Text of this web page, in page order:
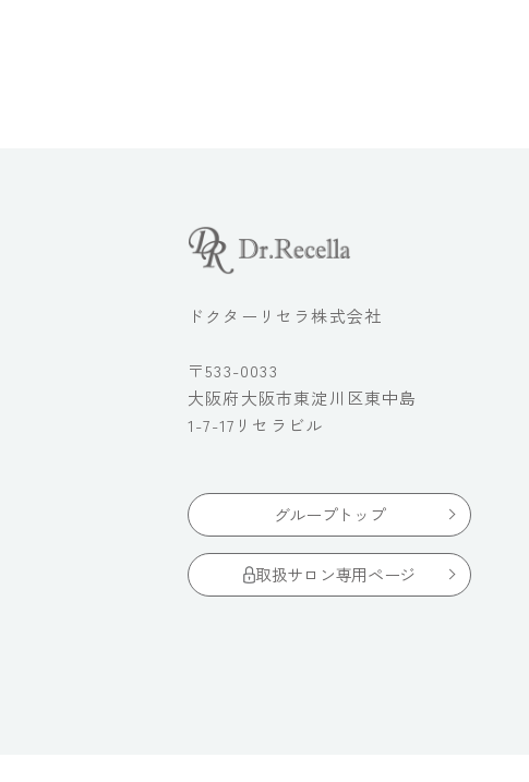
ドクターリセラ株式会社
〒533-0033
大阪府大阪市東淀川区東中島
1-7-17リセラビル
グループトップ
取扱サロン専用ページ